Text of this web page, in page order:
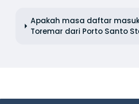
Apakah masa daftar
Toremar dari Porto Santo